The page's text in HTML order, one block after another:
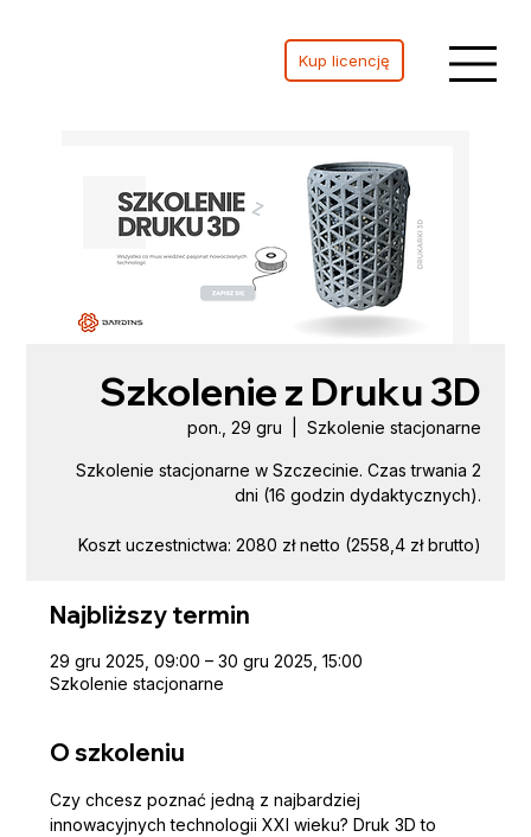
Kup licencję
Szkolenie z Druku 3D
pon., 29 gru Szkolenie stacjonarne
Szkolenie stacjonarne w Szczecinie. Czas trwania 2
dni (16 godzin dydaktycznych).
Koszt uczestnictwa: 2080 zł netto (2558,4 zł brutto)
Najbliższy termin
29 gru 2025, 09:00 – 30 gru 2025, 15:00
Szkolenie stacjonarne
O szkoleniu
Czy chcesz poznać jedną z najbardziej
innowacyjnych technologii XXI wieku? Druk 3D to